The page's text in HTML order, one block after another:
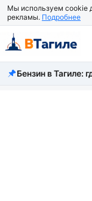
Мы используем cookie
рекламы. Подробнее
Все новости
Бензин в Тагиле: